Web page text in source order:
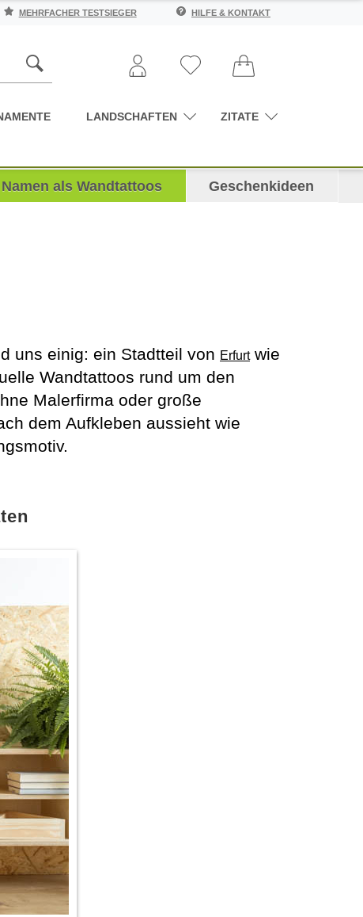
MEHRFACHER TESTSIEGER HILFE & KONTAKT
LANDSCHAFTEN ZITATE
Namen als Wandtattoos Geschenkideen
uns einig: ein Stadtteil von Erfurtwie
Wandtattoos rund um den
Malerfirma oder große
dem Aufkleben aussieht wie